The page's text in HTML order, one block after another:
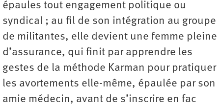
épaules tout engagement politique ou
syndical ; au fil de son intégration au groupe
de militantes, elle devient une femme pleine
d’assurance, qui finit par apprendre les
gestes de la méthode Karman pour pratiquer
les avortements elle-même, épaulée par son
amie médecin, avant de s’inscrire en fac